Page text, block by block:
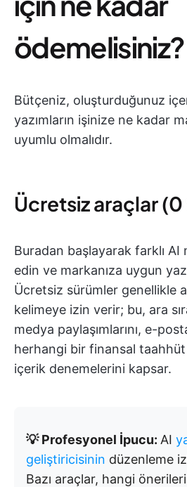
ödemelisiniz?
Bütçeniz, oluşturduğunuz
yazımların işinize ne kadar
uyumlu olmalıdır.
Ücretsiz araçlar (0
Buradan başlayarak farklı
edin ve markanıza uygun
Ücretsiz sürümler genellikle
kelimeye izin verir; bu, ara
medya paylaşımlarını, e-
herhangi bir finansal
içerik denemelerini kapsar.
💡 Profesyonel İpucu: AI
geliştiricisinin düzenleme
Bazı araçlar, hangi